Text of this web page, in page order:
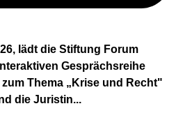
lädt die Stiftung Forum
Gesprächsreihe
zum Thema „Krise und Recht"
die Juristin...